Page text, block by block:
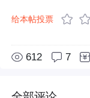
给本帖投票
612 7